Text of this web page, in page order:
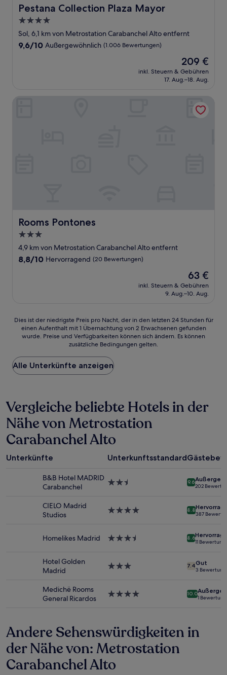
Pestana Collection Plaza Mayor
Pestana Collection Plaza Mayor
4.0-
Sterne-
Unterkunft
Sol, 6,1 km von Metrostation Carabanchel Alto entfernt
9.6
9,6/10 Außergewöhnlich (1.006 Bewertungen)
Der
Preis
beträgt
209 €
inkl. Steuern & Gebühren
17. Aug.–18. Aug.
Rooms Pontones
Rooms Pontones
3.0-
Sterne-
Unterkunft
4,9 km von Metrostation Carabanchel Alto entfernt
8.8
8,8/10 Hervorragend (20 Bewertungen)
Der
Preis
beträgt
63 €
inkl. Steuern & Gebühren
9. Aug.–10. Aug.
Dies
der
Preis
pro
Nacht,
den
letzten
24 Stunden
für
einen
mit
2 Erwachsenen
zusätzliche
Bedingungen
Dies ist der niedrigste Preis pro Nacht, der in den letzten 24 Stunden für
einen Aufenthalt mit 1 Übernachtung von 2 Erwachsenen gefunden
wurde. Preise und Verfügbarkeiten können sich ändern. Es können
zusätzliche Bedingungen gelten.
Alle Unterkünfte anzeigen
Vergleiche beliebte Hotels in der
Nähe von Metrostation
Carabanchel Alto
Unterkünfte Unterkunftsstandard
B&B Hotel MADRID
Carabanchel
2.5-
9.6
202
CIELO Madrid
Studios
4.0-
8.8
387
Homelikes Madrid
3.5-
8.6
11
Hotel Golden
Madrid
3.0-
7.4Gut
3
Medichë Rooms
General Ricardos
4.0-
10.0
1 Bewertung
Andere Sehenswürdigkeiten in
der Nähe von: Metrostation
Carabanchel Alto